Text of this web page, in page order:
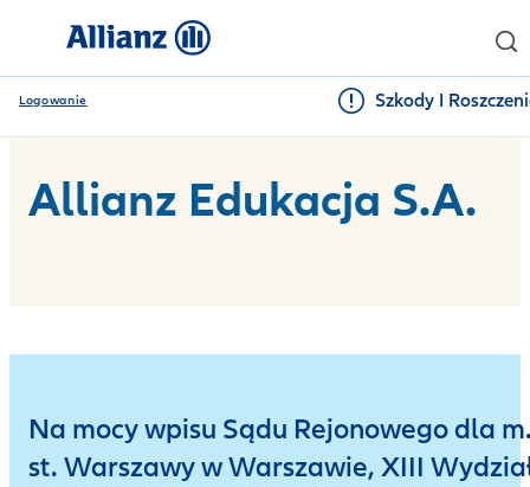
Logowanie Szkody I
Allianz Edukacja S.A.
Na mocy wpisu Sądu Rejonowego dla
st. Warszawy w Warszawie, XIII